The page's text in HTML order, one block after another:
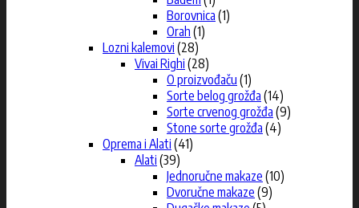
Borovnica (1)
Orah (1)
Lozni kalemovi (28)
Vivai Righi (28)
O proizvođaču (1)
Sorte belog grožđa (14)
Sorte crvenog grožđa (9)
Stone sorte grožđa (4)
Oprema i Alati (41)
Alati (39)
Jednoručne makaze (10)
Dvoručne makaze (9)